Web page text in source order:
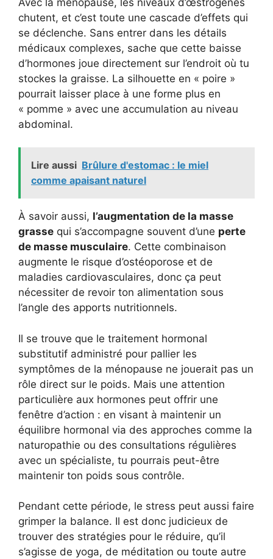
chutent, et c’est toute une cascade d’effets qui
se déclenche. Sans entrer dans les détails
médicaux complexes, sache que cette baisse
d’hormones joue directement sur l’endroit où tu
stockes la graisse. La silhouette en « poire »
pourrait laisser place à une forme plus en
« pomme » avec une accumulation au niveau
abdominal.
Lire aussi Brûlure d'estomac : le miel
comme apaisant naturel
À savoir aussi, l’augmentation de la masse
grasse qui s’accompagne souvent d’une perte
de masse musculaire. Cette combinaison
augmente le risque d’ostéoporose et de
maladies cardiovasculaires, donc ça peut
nécessiter de revoir ton alimentation sous
l’angle des apports nutritionnels.
Il se trouve que le traitement hormonal
substitutif administré pour pallier les
symptômes de la ménopause ne jouerait pas un
rôle direct sur le poids. Mais une attention
particulière aux hormones peut offrir une
fenêtre d’action : en visant à maintenir un
équilibre hormonal via des approches comme la
naturopathie ou des consultations régulières
avec un spécialiste, tu pourrais peut-être
maintenir ton poids sous contrôle.
Pendant cette période, le stress peut aussi faire
grimper la balance. Il est donc judicieux de
trouver des stratégies pour le réduire, qu’il
s’agisse de yoga, de méditation ou toute autre